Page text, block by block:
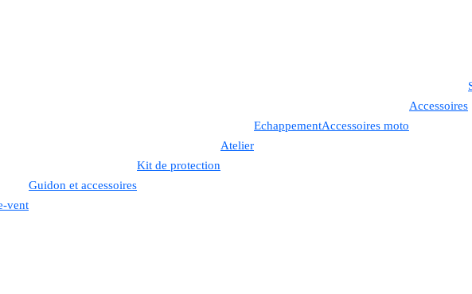
Accessoires
Accessoires moto
Echappement
Atelier
Kit de protection
Guidon et accessoires
vent